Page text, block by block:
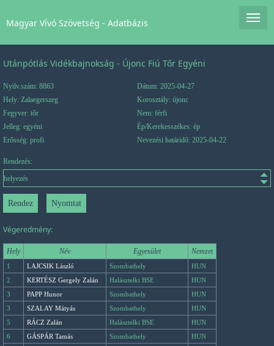
Magyar Vívó Szövetség - Adatbázis
Utánpótlás Vidékbajnokság - Újonc Fiú Tőr Egyéni
Nyilv.szám: 8863
Dátum: 2025-04-27
Hely: Zalaegerszeg
Korosztály: újonc
Fegyver: tőr
Nem: férfi
Jelleg: egyéni
Ép/Kerekesszékes: ép
Erősség: profi
Nevezési határidő: 2025-04-22
Rendezés:
Végeredmény:
Hely Név Egyesület Nemzet
1 LAJCSIK László Szombathely
HUN
2
KERTÉSZ Gergely Zalán Halásztelki BSE
HUN
3
PAPP Hunor Szombathely
HUN
3
SZALAY Mátyás Szombathely
HUN
5
RÁCZ Zalán Halásztelki BSE
HUN
6
GÁSPÁR Tamás Szombathely
HUN